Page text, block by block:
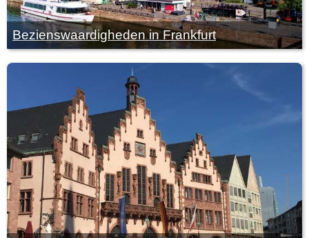
Bezienswaardigheden in Frankfurt